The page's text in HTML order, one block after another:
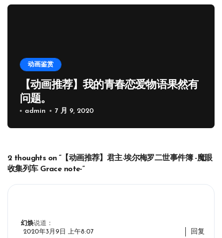
动画鉴赏
【动画推荐】我的青春恋爱物语果然有
问题。
admin 7 月 9, 2020
2 thoughts on “【动画推荐】君主·埃尔梅罗二世事件簿 -魔眼
收集列车 Grace note-”
幻焕说道：
2020年3月9日 上午8:07
回复